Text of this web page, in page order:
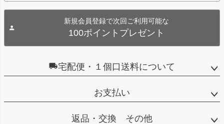
新規会員登録で次回ご利用可能な
100ポイントプレゼント
宅配便・１個口送料について
お支払い
返品・交換 その他